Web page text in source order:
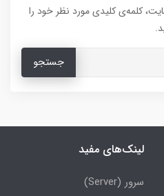
کلمه‌ی کلیدی مورد نظر خود را
جستجو
لینک‌های مفید
سرور (Server)